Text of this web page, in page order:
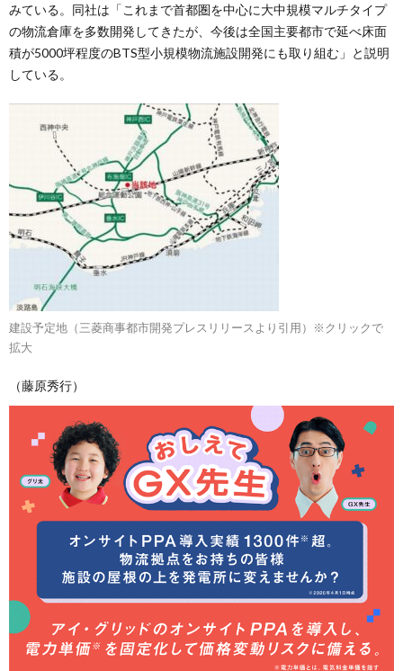
みている。同社は「これまで首都圏を中心に大中規模マルチタイプ
の物流倉庫を多数開発してきたが、今後は全国主要都市で延べ床面
積が5000坪程度のBTS型小規模物流施設開発にも取り組む」と説明
している。
建設予定地（三菱商事都市開発プレスリリースより引用）※クリックで
拡大
（藤原秀行）